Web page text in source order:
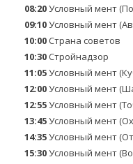
08:20Условный мент
09:10Условный мент
10:00Страна советов
10:30Стройнадзор
11:05Условный мент
12:00Условный мент
12:55Условный мент
13:45Условный мент
14:35Условный мент
15:30Условный мент